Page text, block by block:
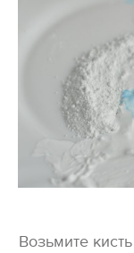
Возьмите